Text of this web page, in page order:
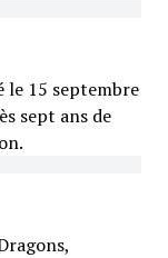
le 15 septembre
sept ans de